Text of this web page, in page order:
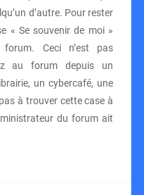
d’autre. Pour rester
« Se souvenir de moi »
Ceci n’est pas
au forum depuis un
un cybercafé, une
à trouver cette case à
du forum ait